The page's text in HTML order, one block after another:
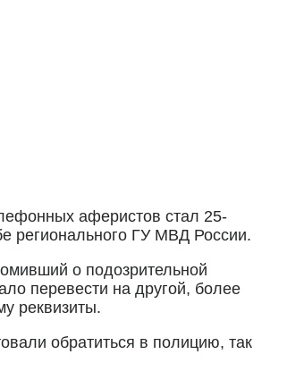
аферистов стал 25-
регионального ГУ МВД России.
о подозрительной
перевести на другой, более
реквизиты.
обратиться в полицию, так